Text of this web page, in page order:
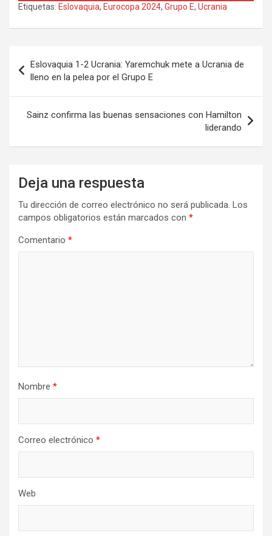
Etiquetas: Eslovaquia, Eurocopa 2024, Grupo E, Ucrania
de
entradas
Eslovaquia 1-2 Ucrania: Yaremchuk mete a Ucrania de
lleno en la pelea por el Grupo E
Sainz confirma las buenas sensaciones con Hamilton
liderando
Deja una respuesta
Tu dirección de correo electrónico no será publicada. Los
campos obligatorios están marcados con *
Comentario *
Nombre *
Correo electrónico *
Web